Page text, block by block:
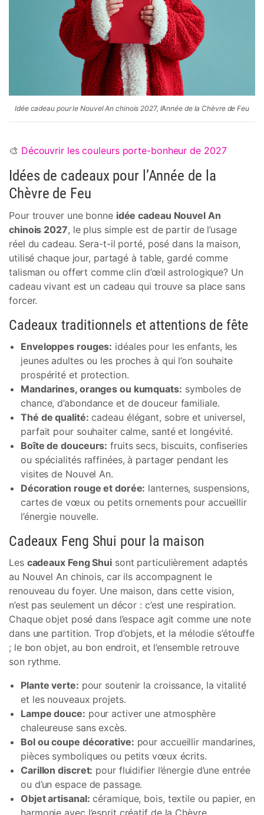
Idée cadeau pour le Nouvel An chinois 2027, l’Année de la Chèvre de Feu
🎨 Découvrir les couleurs porte-bonheur de 2027
Idées de cadeaux pour l’Année de la
Chèvre de Feu
Pour trouver une bonne idée cadeau Nouvel An
chinois 2027, le plus simple est de partir de l’usage
réel du cadeau. Sera-t-il porté, posé dans la maison,
utilisé chaque jour, partagé à table, gardé comme
talisman ou offert comme clin d’œil astrologique? Un
cadeau vivant est un cadeau qui trouve sa place sans
forcer.
Cadeaux traditionnels et attentions de fête
Enveloppes rouges: idéales pour les enfants, les
jeunes adultes ou les proches à qui l’on souhaite
prospérité et protection.
Mandarines, oranges ou kumquats: symboles de
chance, d’abondance et de douceur familiale.
Thé de qualité: cadeau élégant, sobre et universel,
parfait pour souhaiter calme, santé et longévité.
Boîte de douceurs: fruits secs, biscuits, confiseries
ou spécialités raffinées, à partager pendant les
visites de Nouvel An.
Décoration rouge et dorée: lanternes, suspensions,
cartes de vœux ou petits ornements pour accueillir
l’énergie nouvelle.
Cadeaux Feng Shui pour la maison
Les cadeaux Feng Shuisont particulièrement adaptés
au Nouvel An chinois, car ils accompagnent le
renouveau du foyer. Une maison, dans cette vision,
n’est pas seulement un décor : c’est une respiration.
Chaque objet posé dans l’espace agit comme une note
dans une partition. Trop d’objets, et la mélodie s’étouffe
; le bon objet, au bon endroit, et l’ensemble retrouve
son rythme.
Plante verte: pour soutenir la croissance, la vitalité
et les nouveaux projets.
Lampe douce: pour activer une atmosphère
chaleureuse sans excès.
Bol ou coupe décorative: pour accueillir mandarines,
pièces symboliques ou petits vœux écrits.
Carillon discret: pour fluidifier l’énergie d’une entrée
ou d’un espace de passage.
Objet artisanal: céramique, bois, textile ou papier, en
harmonie avec l’esprit créatif de la Chèvre.